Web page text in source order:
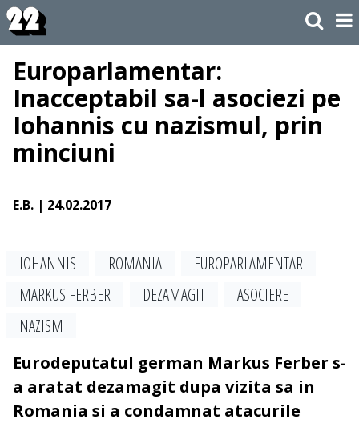
Europarlamentar:
Inacceptabil sa-l asociezi pe
Iohannis cu nazismul, prin
minciuni
E.B. | 24.02.2017
IOHANNIS ROMANIA
EUROPARLAMENTAR
MARKUS FERBER
DEZAMAGIT
ASOCIERE
NAZISM
Eurodeputatul german Markus Ferber s-
a aratat dezamagit dupa vizita sa in
Romania si a condamnat atacurile